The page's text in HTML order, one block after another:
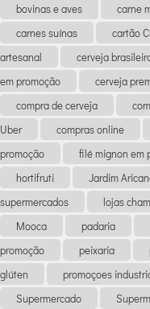
bovinas e aves
carne
carnes suínas
cartão
artesanal
cerveja
em promoção
cerveja
compra de cerveja
Uber
compras online
promoção
filé mignon em
hortifruti
Jardim
supermercados
lojas
Mooca
padaria
promoção
peixaria
glúten
promoçoes
Supermercado